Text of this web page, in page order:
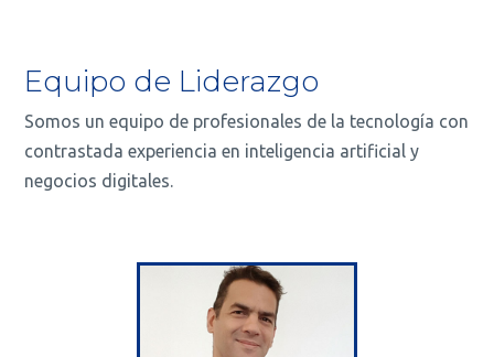
Equipo de Liderazgo
Somos un equipo de profesionales de la tecnología con
contrastada experiencia en inteligencia artificial y
negocios digitales.